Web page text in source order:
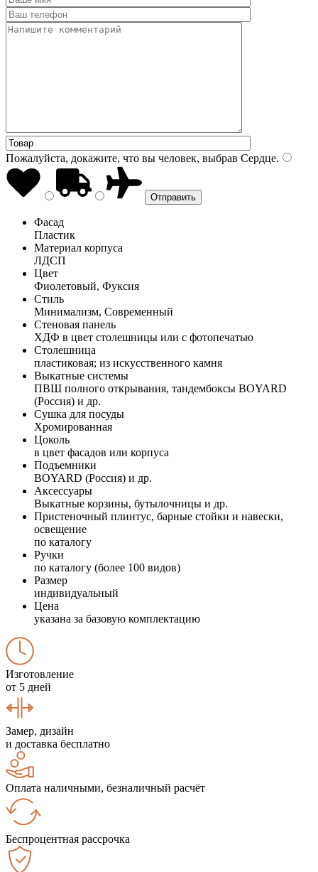
Пожалуйста, докажите, что вы человек, выбрав Сердце.
Фасад
Пластик
Материал корпуса
ЛДСП
Цвет
Фиолетовый, Фуксия
Стиль
Минимализм, Современный
Стеновая панель
ХДФ в цвет столешницы или с фотопечатью
Столешница
пластиковая; из искусственного камня
Выкатные системы
ПВШ полного открывания, тандембоксы BOYARD
(Россия) и др.
Сушка для посуды
Хромированная
Цоколь
в цвет фасадов или корпуса
Подъемники
BOYARD (Россия) и др.
Аксессуары
Выкатные корзины, бутылочницы и др.
Пристеночный плинтус, барные стойки и навески,
освещение
по каталогу
Ручки
по каталогу (более 100 видов)
Размер
индивидуальный
Цена
указана за базовую комплектацию
Изготовление
от 5 дней
Замер, дизайн
и доставка бесплатно
Оплата наличными, безналичный расчёт
Беспроцентная рассрочка